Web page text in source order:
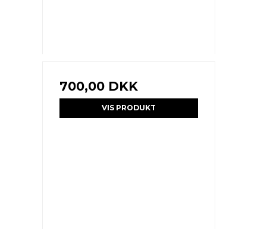
700,00 DKK
VIS PRODUKT